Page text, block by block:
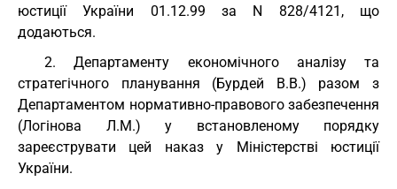
юстиції України 01.12.99 за N 828/4121, що
додаються.
2. Департаменту економічного аналізу та
стратегічного планування (Бурдей В.В.) разом з
Департаментом нормативно-правового забезпечення
(Логінова Л.М.) у встановленому порядку
зареєструвати цей наказ у Міністерстві юстиції
України.